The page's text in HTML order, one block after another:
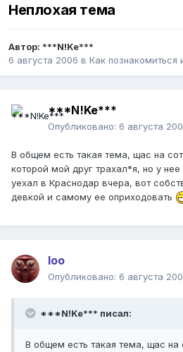
Неплохая тема
Автор: ***N!Ke***
6 августа 2006 в Как познакомиться
***N!Ke***
Опубликовано: 6 августа
В общем есть такая тема, щас на
которой мой друг трахал*я, но у
уехал в Краснодар вчера, вот
девкой и самому ее оприходовать
loo
Опубликовано: 6 августа
***N!Ke*** писал:
В общем есть такая тема, щас на